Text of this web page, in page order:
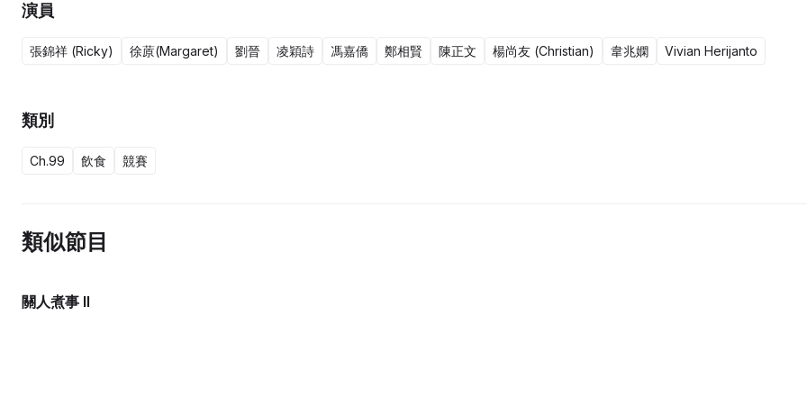
演員
張錦祥 (Ricky) 徐蒝(Margaret) 劉晉 凌穎詩 馮嘉僑 鄭相賢 陳正文 楊尚友 (Christian) 韋兆嫻 Vivian Herijanto
類別
Ch.99 飲食 競賽
類似節目
關人煮事 II